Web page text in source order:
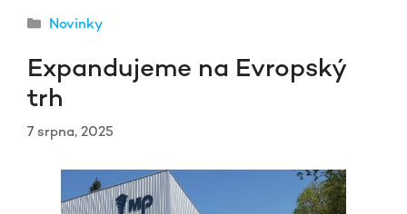
Rubriky
Novinky
Expandujeme na Evropský
trh
7 srpna, 2025